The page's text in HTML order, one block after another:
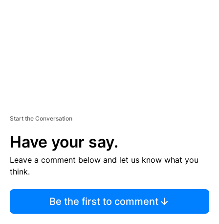
Start the Conversation
Have your say.
Leave a comment below and let us know what you
think.
Be the first to comment